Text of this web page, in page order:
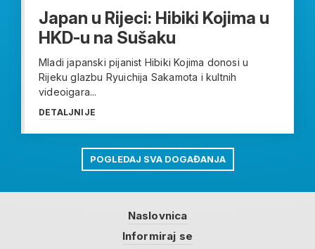
Japan u Rijeci: Hibiki Kojima u
HKD-u na Sušaku
Mladi japanski pijanist Hibiki Kojima donosi u
Rijeku glazbu Ryuichija Sakamota i kultnih
videoigara...
DETALJNIJE
POGLEDAJ SVA DOGAĐANJA
Naslovnica
Informiraj se